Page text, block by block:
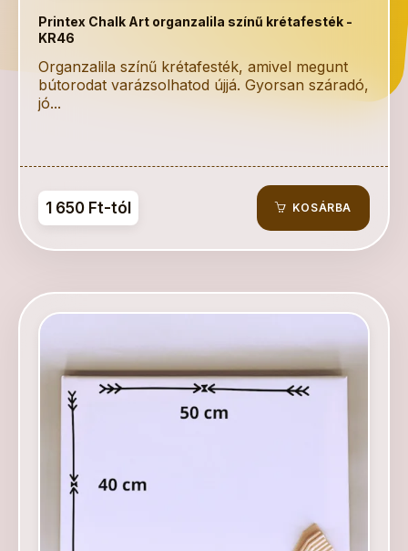
Printex Chalk Art organzalila színű krétafesték -
KR46
Organzalila színű krétafesték, amivel megunt
bútorodat varázsolhatod újjá. Gyorsan száradó,
jó...
1 650 Ft-tól KOSÁRBA